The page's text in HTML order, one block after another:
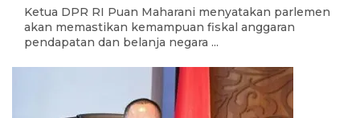
Ketua DPR RI Puan Maharani menyatakan parlemen
akan memastikan kemampuan fiskal anggaran
pendapatan dan belanja negara ...